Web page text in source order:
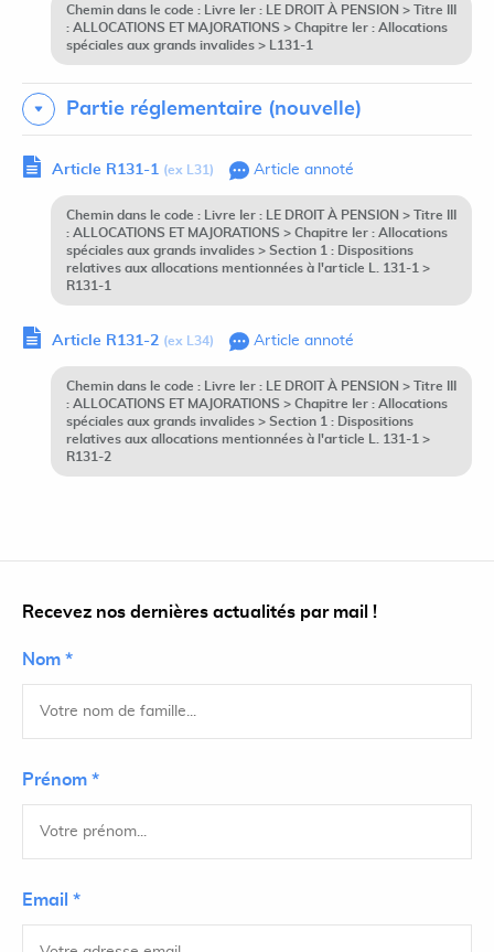
Chemin dans le code : Livre Ier : LE DROIT À PENSION > Titre III
: ALLOCATIONS ET MAJORATIONS > Chapitre Ier : Allocations
spéciales aux grands invalides > L131-1
Partie réglementaire (nouvelle)
Article R131-1 (ex L31) Article annoté
Chemin dans le code : Livre Ier : LE DROIT À PENSION > Titre III
: ALLOCATIONS ET MAJORATIONS > Chapitre Ier : Allocations
spéciales aux grands invalides > Section 1 : Dispositions
relatives aux allocations mentionnées à l'article L. 131-1 >
R131-1
Article R131-2 (ex L34) Article annoté
Chemin dans le code : Livre Ier : LE DROIT À PENSION > Titre III
: ALLOCATIONS ET MAJORATIONS > Chapitre Ier : Allocations
spéciales aux grands invalides > Section 1 : Dispositions
relatives aux allocations mentionnées à l'article L. 131-1 >
R131-2
Recevez nos dernières actualités par mail !
Nom *
Prénom *
Email *